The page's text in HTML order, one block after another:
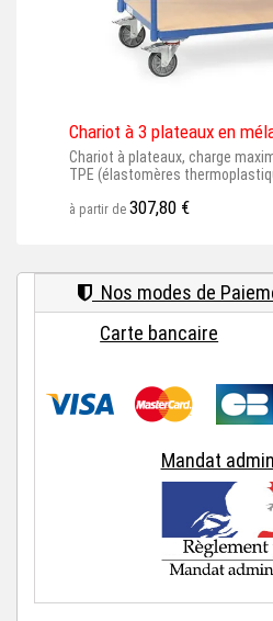
Chariot à 3 plateaux en
Chariot à plateaux, charge
TPE (élastomères
à partir de 307,80 €
Nos modes de
Carte bancaire
Mandat